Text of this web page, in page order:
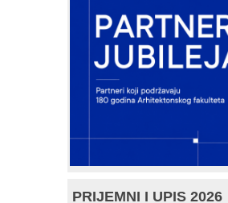
PRIJEMNI I UPIS 2026